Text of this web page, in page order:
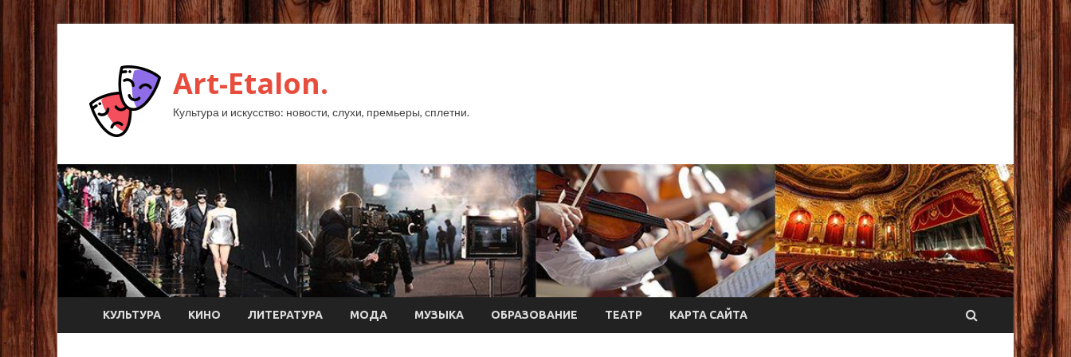
Art-Etalon.
Культура и искусство: новости, слухи, премьеры, сплетни.
КУЛЬТУРА КИНО ЛИТЕРАТУРА МОДА МУЗЫКА ОБРАЗОВАНИЕ ТЕАТР КАРТА САЙТА